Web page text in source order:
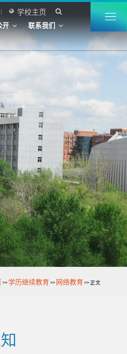
 学校主页 
开 联系我们
>>学历继续教育>> 网络教育>> 正文